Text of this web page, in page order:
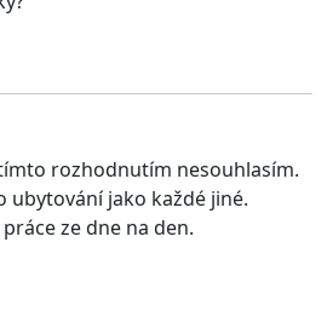
rozhodnutím nesouhlasím.
ubytování jako každé jiné.
ze dne na den.